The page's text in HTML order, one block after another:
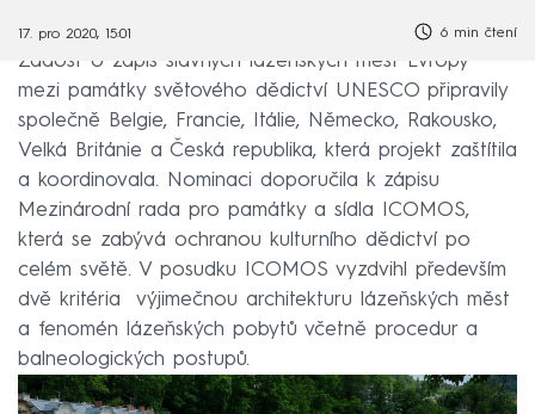
17. pro 2020, 15:01 6 min čtení
Žádost o zápis slavných lázeňských měst Evropy
mezi památky světového dědictví UNESCO připravily
společně Belgie, Francie, Itálie, Německo, Rakousko,
Velká Británie a Česká republika, která projekt zaštítila
a koordinovala. Nominaci doporučila k zápisu
Mezinárodní rada pro památky a sídla ICOMOS,
která se zabývá ochranou kulturního dědictví po
celém světě. V posudku ICOMOS vyzdvihl především
dvě kritéria výjimečnou architekturu lázeňských měst
a fenomén lázeňských pobytů včetně procedur a
balneologických postupů.